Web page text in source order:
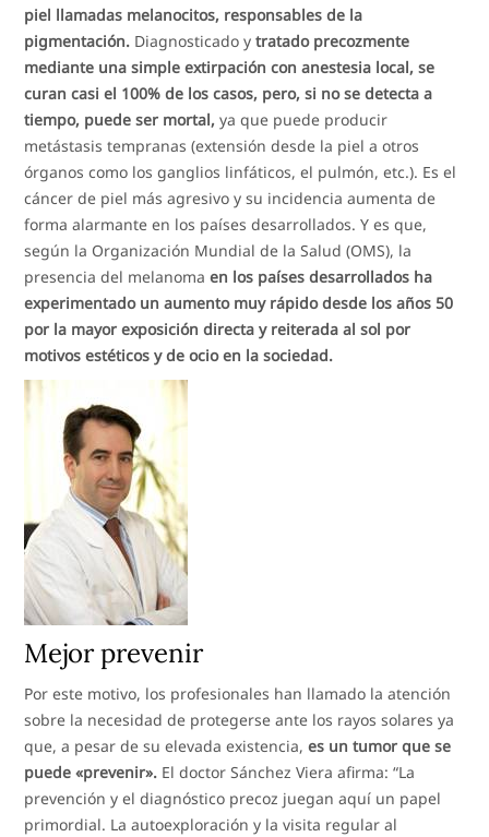
piel llamadas melanocitos, responsables de la
pigmentación. Diagnosticado ytratado precozmente
mediante una simple extirpación con anestesia local, se
curan casi el 100% de los casos, pero, si no se detecta a
tiempo, puede ser mortal, ya que puede producir
metástasis tempranas (extensión desde la piel a otros
órganos como los ganglios linfáticos, el pulmón, etc.). Es el
cáncer de piel más agresivo y su incidencia aumenta de
forma alarmante en los países desarrollados. Y es que,
según la Organización Mundial de la Salud (OMS), la
presencia del melanomaen los países desarrollados ha
experimentado un aumento muy rápido desde los años 50
por la mayor exposición directa y reiterada al sol por
motivos estéticos y de ocio en la sociedad.
Mejor prevenir
Por este motivo, los profesionales han llamado la atención
sobre la necesidad de protegerse ante los rayos solares ya
que, a pesar de su elevada existencia,es un tumor que se
puede «prevenir». El doctor Sánchez Viera afirma: “La
prevención y el diagnóstico precoz juegan aquí un papel
primordial. La autoexploración y la visita regular al